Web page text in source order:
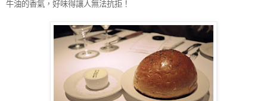
牛油的香氣，好味得讓人無法抗拒！